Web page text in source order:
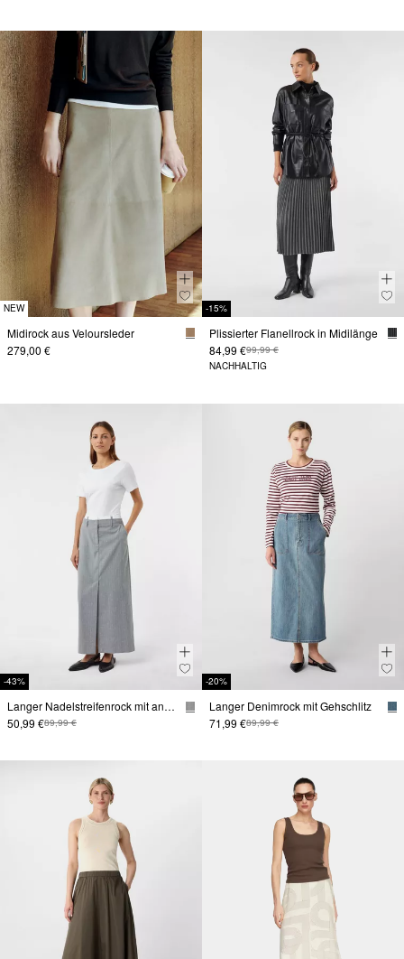
NEW
Midirock aus Veloursleder
279,00 €
-15%
Plissierter Flanellrock in Midilänge
84,99 €99,99 €
NACHHALTIG
-43%
Langer Nadelstreifenrock mit angesetztem Kontrastbund
50,99 €89,99 €
-20%
Langer Denimrock mit Gehschlitz
71,99 €89,99 €